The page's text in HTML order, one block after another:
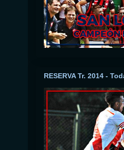
RESERVA Tr. 2014 -